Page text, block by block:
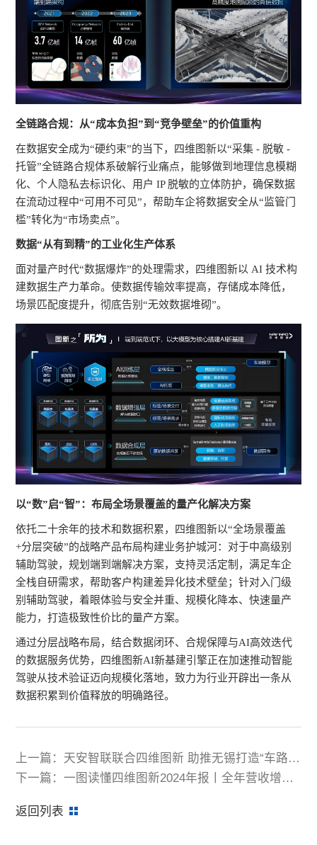
全链路合规：从“成本负担”到“竞争壁垒”的价值重构
在数据安全成为“硬约束”的当下，四维图新以“采集 - 脱敏 -
托管”全链路合规体系破解行业痛点，能够做到地理信息模糊
化、个人隐私去标识化、用户 IP 脱敏的立体防护，确保数据
在流动过程中“可用不可见”，帮助车企将数据安全从“监管门
槛”转化为“市场卖点”。
数据“从有到精”的工业化生产体系
面对量产时代“数据爆炸”的处理需求，四维图新以 AI 技术构
建数据生产力革命。使数据传输效率提高，存储成本降低，
场景匹配度提升，彻底告别“无效数据堆砌”。
以“数”启“智”：布局全场景覆盖的量产化解决方案
依托二十余年的技术和数据积累，四维图新以“全场景覆盖
+分层突破”的战略产品布局构建业务护城河：对于中高级别
辅助驾驶，规划端到端解决方案，支持灵活定制，满足车企
全栈自研需求，帮助客户构建差异化技术壁垒；针对入门级
别辅助驾驶，着眼体验与安全并重、规模化降本、快速量产
能力，打造极致性价比的量产方案。
通过分层战略布局，结合数据闭环、合规保障与AI高效迭代
的数据服务优势，四维图新AI新基建引擎正在加速推动智能
驾驶从技术验证迈向规模化落地，致力为行业开辟出一条从
数据积累到价值释放的明确路径。
上一篇：天安智联联合四维图新 助推无锡打造“车路云
一体化”标杆城市
下一篇：一图读懂四维图新2024年报丨全年营收增长
返回列表